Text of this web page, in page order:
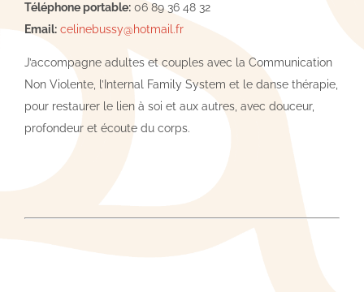
Téléphone portable: 06 89 36 48 32
Email: celinebussy@hotmail.fr
J’accompagne adultes et couples avec la Communication
Non Violente, l’Internal Family System et le danse thérapie,
pour restaurer le lien à soi et aux autres, avec douceur,
profondeur et écoute du corps.